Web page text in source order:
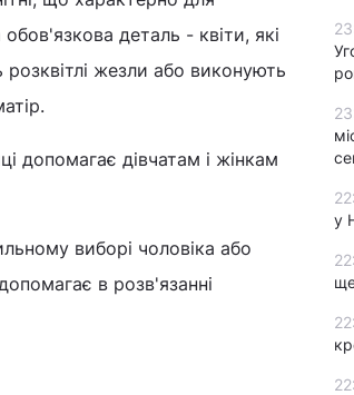
деталь - квіти, які
жезли або виконують
допомагає дівчатам і жінкам
виборі чоловіка або
в розв'язанні
у